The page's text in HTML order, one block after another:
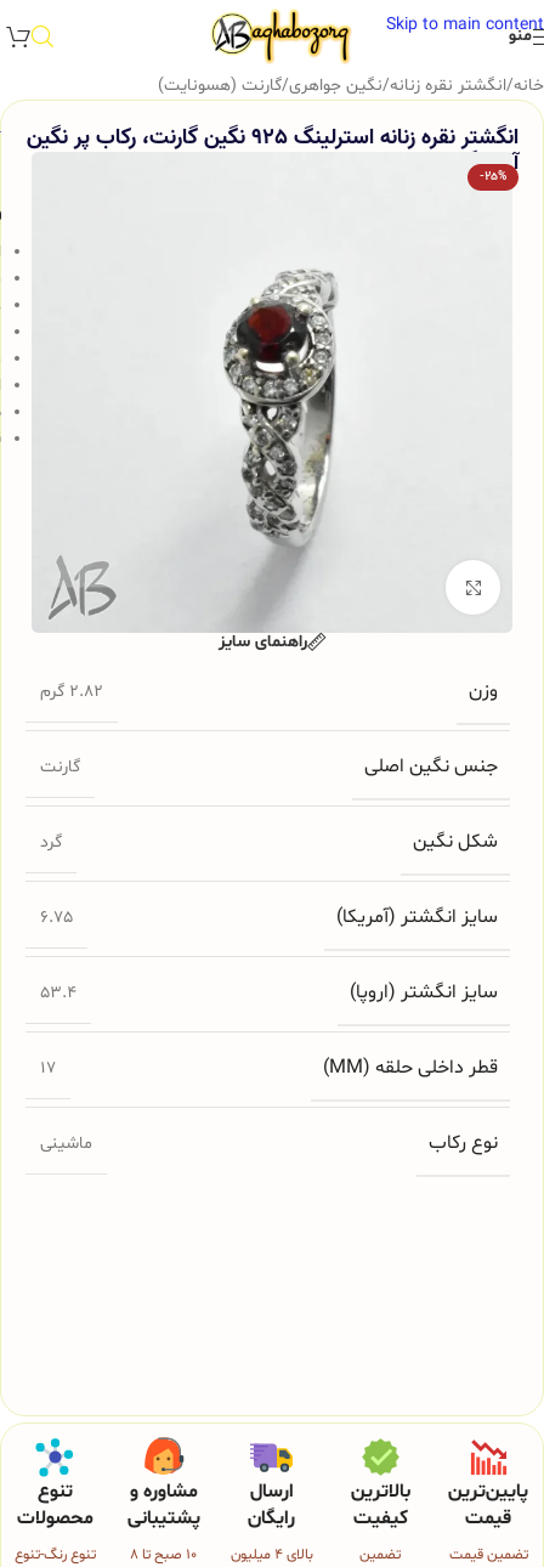
Skip to main content
منو
خانه/انگشتر نقره زنانه/نگین جواهری/گارنت (هسونایت)
انگشتر نقره زنانه استرلینگ 925 نگین گارنت، رکاب پر نگین
آقابزرگ 323
-25%
برای بزرگنمایی کلیک کنید
وزن 2.82 گرم
جنس نگین اصلی گارنت
شکل نگین گرد
سایز انگشتر (آمریکا) 6.75
سایز انگشتر (اروپا) 53.4
قطر داخلی حلقه (MM) 17
نوع رکاب ماشینی
راهنمای سایز
پایین‌ترین
قیمت
تضمین قیمت
بالاترین
کیفیت
تضمین
ارسال
رایگان
بالای 4 میلیون
مشاوره و
پشتیبانی
10 صبح تا 8
تنوع
محصولات
تنوع رنگ-تنوع